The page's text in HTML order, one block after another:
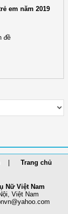
em năm 2019
đề
Trang chủ
Nữ Việt Nam
Việt Nam